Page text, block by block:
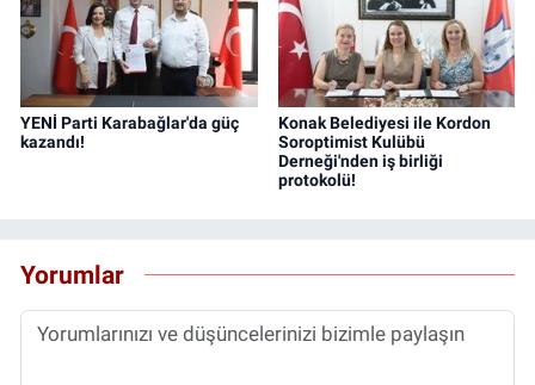
YENİ Parti Karabağlar'da güç
kazandı!
Konak Belediyesi ile Kordon
Soroptimist Kulübü
Derneği'nden iş birliği
protokolü!
Yorumlar